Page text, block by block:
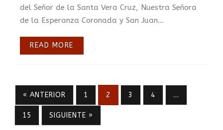
del Señor de la Santa Vera Cruz, Nuestra Señora
de la Esperanza Coronada y San Juan...
READ MORE
« ANTERIOR 1 2 3 4 …
15 SIGUIENTE »